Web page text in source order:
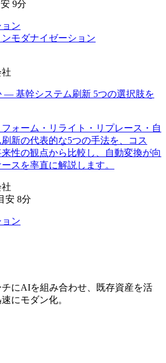
9分
ン
モダナイゼーション
— 基幹システム刷新 5つの選択肢を
ォーム・リライト・リプレース・自
新の代表的な5つの手法を、コス
性の観点から比較し、自動変換が向
スを率直に解説します。
安 8分
ン
にAIを組み合わせ、既存資産を活
にモダン化。